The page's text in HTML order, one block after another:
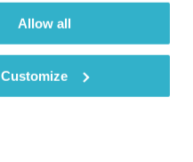
Allow all
Customize